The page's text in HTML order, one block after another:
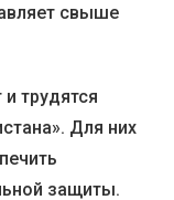
свыше
трудятся
Для них
защиты.